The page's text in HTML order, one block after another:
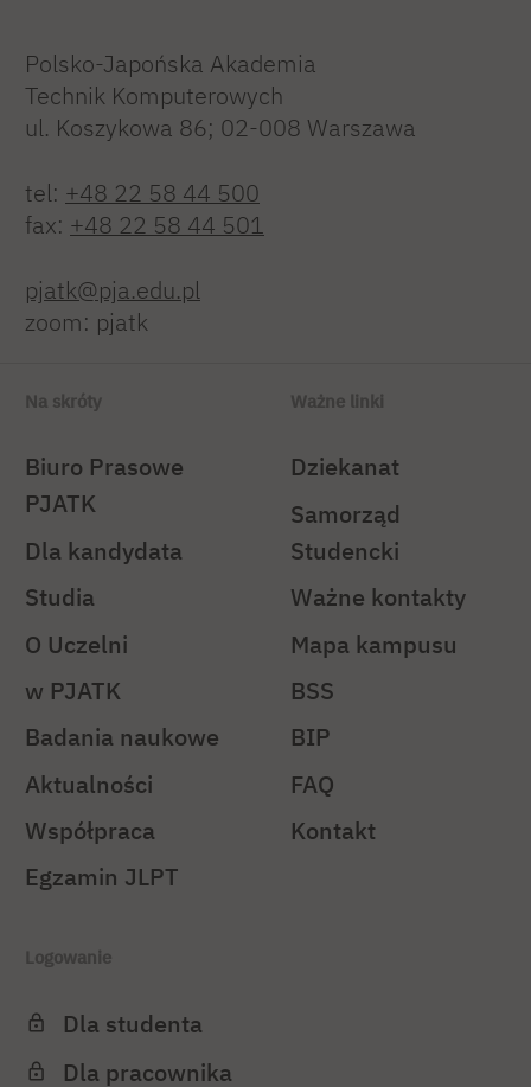
Polsko-Japońska Akademia
Technik Komputerowych
ul. Koszykowa 86; 02-008 Warszawa
tel: +48 22 58 44 500
fax: +48 22 58 44 501
pjatk@pja.edu.pl
zoom: pjatk
Na skróty
Biuro Prasowe
PJATK
Dla kandydata
Studia
O Uczelni
w PJATK
Badania naukowe
Aktualności
Współpraca
Egzamin JLPT
Ważne linki
Dziekanat
Samorząd
Studencki
Ważne kontakty
Mapa kampusu
BSS
BIP
FAQ
Kontakt
Logowanie
Dla studenta
Dla pracownika